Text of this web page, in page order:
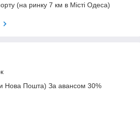
(на ринку 7 км в Місті Одеса)
Нова Пошта) За авансом 30%